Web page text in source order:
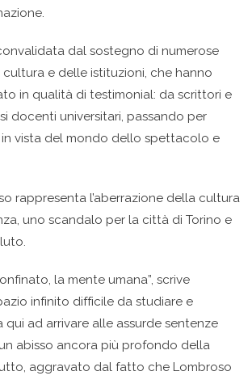
dal sostegno di numerose
e delle istituzioni, che hanno
in qualità di testimonial: da scrittori e
docenti universitari, passando per
vista del mondo dello spettacolo e
rappresenta l’aberrazione della cultura
uno scandalo per la città di Torino e
la mente umana”, scrive
infinito difficile da studiare e
qui ad arrivare alle assurde sentenze
un abisso ancora più profondo della
aggravato dal fatto che Lombroso